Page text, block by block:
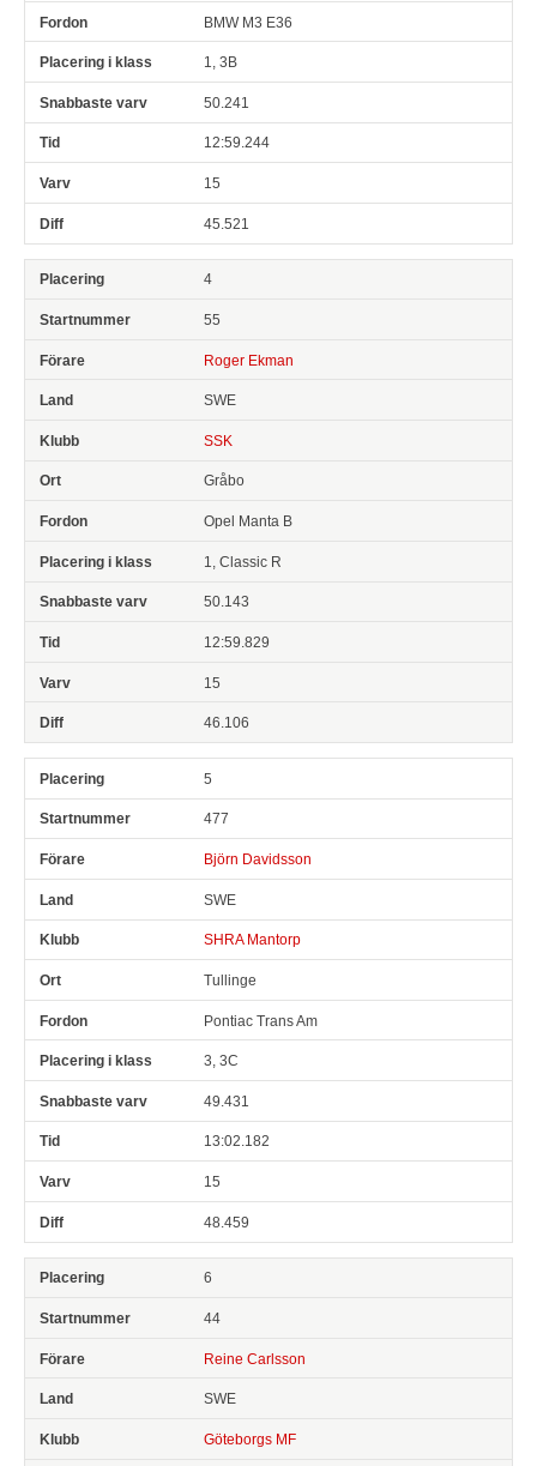
BMW M3 E36
1, 3B
50.241
12:59.244
15
45.521
4
55
Roger Ekman
SWE
SSK
Gråbo
Opel Manta B
1, Classic R
50.143
12:59.829
15
46.106
5
477
Björn Davidsson
SWE
SHRA Mantorp
Tullinge
Pontiac Trans Am
3, 3C
49.431
13:02.182
15
48.459
6
44
Reine Carlsson
SWE
Göteborgs MF